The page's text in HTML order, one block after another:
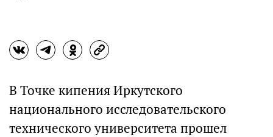
В Точке кипения Иркутского
национального исследовательского
технического университета прошел